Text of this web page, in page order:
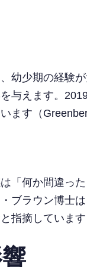
幼少期の経験
与えます。
ます（
「何か間違っ
ブラウン博士
指摘していま